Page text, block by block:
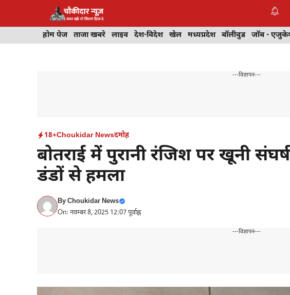
होम पेज ताजा खबरे लाइव देश-विदेश खेल मध्यप्रदेश बॉलीवुड जॉब -
---विज्ञापन---
18+Choukidar Newsदमोह
बोतराई में पुरानी रंजिश पर खूनी
डंडों से हमला
ByChoukidar News
On: नवम्बर 8, 2025 12:07 पूर्वाह्न
---विज्ञापन---